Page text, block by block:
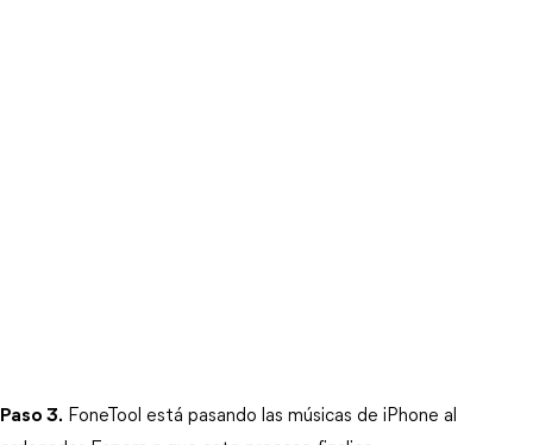
Paso 3. FoneTool está pasando las músicas de iPhone al